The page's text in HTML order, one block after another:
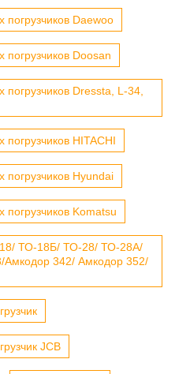
Daewoo
Doosan
Dressta, L-34,
HITACHI
Hyundai
Komatsu
18/ ТО-18Б/ ТО-28/ ТО-28А/
342/ Амкодор 352/
JCB